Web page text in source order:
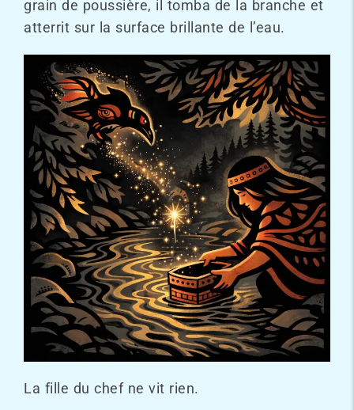
grain de poussière, il tomba de la branche et
atterrit sur la surface brillante de l’eau.
La fille du chef ne vit rien.